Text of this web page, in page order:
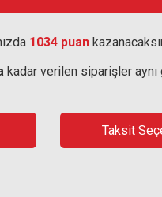
1034 puan
kadar verilen siparişler aynı
Taksit